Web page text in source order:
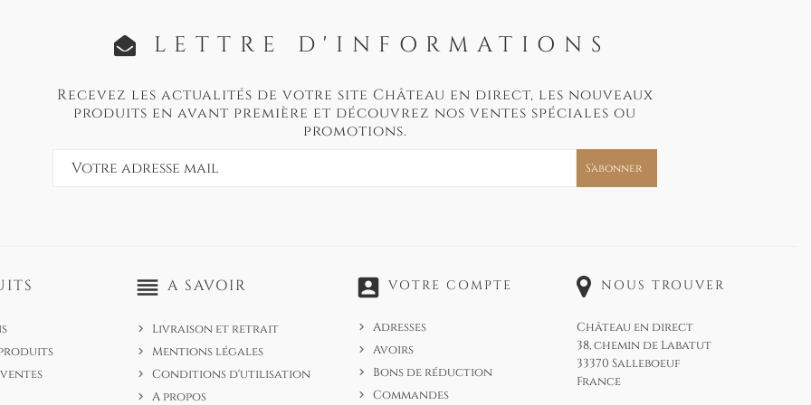
LETTRE D'INFORMATIONS
Recevez les actualités de votre site Château en direct, les nouveaux
produits en avant première et découvrez nos ventes spéciales ou
promotions.
reorder A SAVOIR
Livraison et retrait
Mentions légales
Conditions d'utilisation
A propos
account_box VOTRE COMPTE
Adresses
Avoirs
Bons de réduction
Commandes
NOUS TROUVER
Château en direct
38, chemin de Labatut
33370 Salleboeuf
France